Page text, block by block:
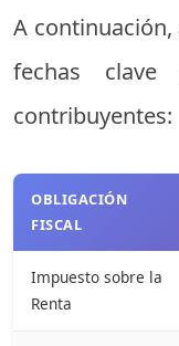
A continuación,
fechas clave
contribuyentes:
OBLIGACIÓN
FISCAL
Impuesto sobre la
Renta